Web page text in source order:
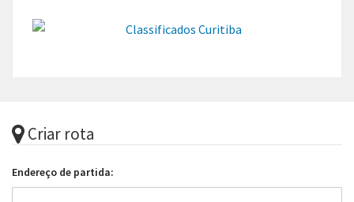
Criar rota
Endereço de partida: